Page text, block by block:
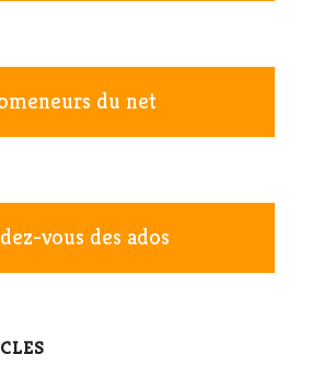
du net
vous des ados